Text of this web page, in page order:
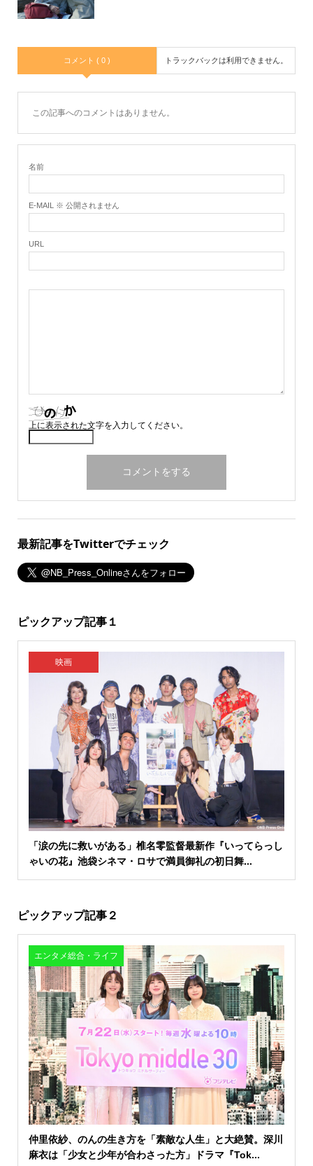
コメント ( 0 ) トラックバックは利用できません。
この記事へのコメントはありません。
名前
E-MAIL ※ 公開されません
URL
上に表示された文字を入力してください。
最新記事をTwitterでチェック
ピックアップ記事１
映画
「涙の先に救いがある」椎名零監督最新作『いってらっし
ゃいの花』池袋シネマ・ロサで満員御礼の初日舞...
ピックアップ記事２
エンタメ総合・ライフ
仲里依紗、のんの生き方を「素敵な人生」と大絶賛。深川
麻衣は「少女と少年が合わさった方」ドラマ『Tok...